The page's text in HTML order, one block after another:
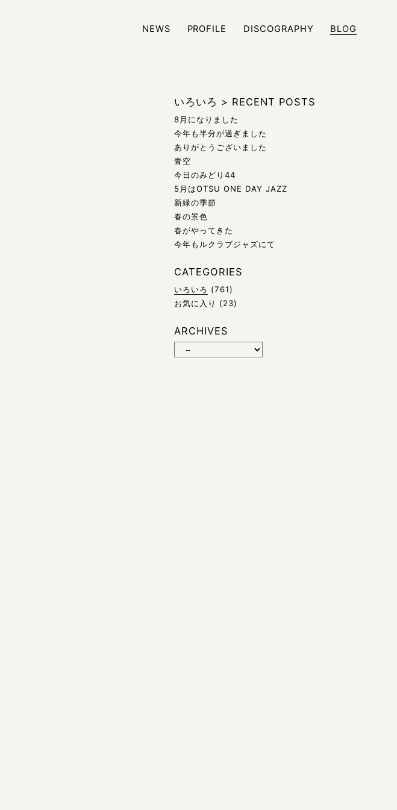
NEWS PROFILE DISCOGRAPHY BLOG
いろいろ > RECENT POSTS
8月になりました
今年も半分が過ぎました
ありがとうございました
青空
今日のみどり44
5月はOTSU ONE DAY JAZZ
新緑の季節
春の景色
春がやってきた
今年もルクラブジャズにて
CATEGORIES
いろいろ (761)
お気に入り
(23)
ARCHIVES